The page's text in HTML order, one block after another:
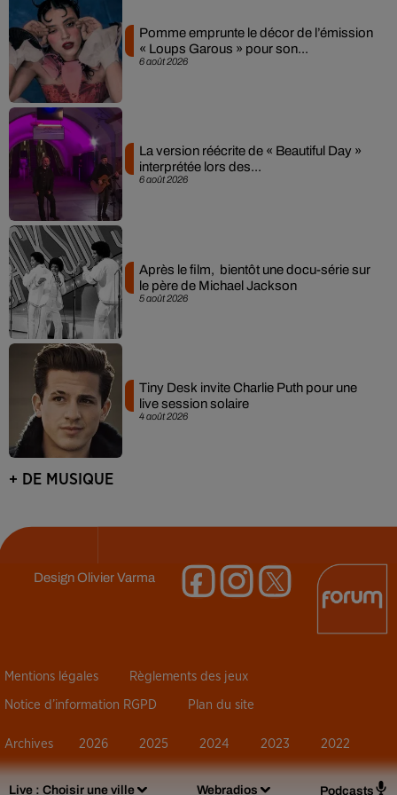
Live : Choisir une ville Webradios Podcasts
6 août 2026
Pomme emprunte le décor de l’émission
« Loups Garous » pour son...
6 août 2026
La version réécrite de « Beautiful Day »
interprétée lors des...
5 août 2026
Après le film, bientôt une docu-série sur
le père de Michael Jackson
4 août 2026
Tiny Desk invite Charlie Puth pour une
live session solaire
+ DE MUSIQUE
DesignOlivier Varma
Mentions légales Règlements des jeux
Notice d’information RGPD Plan du site
Archives 2026 2025 2024 2023 2022